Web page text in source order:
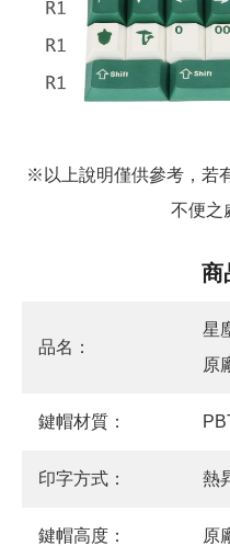
※以上說明僅供參考，若
不便之
商
品名：
星
原
鍵帽材質：
印字方式： 熱
鍵帽高度： 原